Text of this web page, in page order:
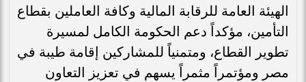
الهيئة العامة للرقابة المالية وكافة العاملين بقطاع
التأمين، مؤكداً دعم الحكومة الكامل لمسيرة
تطوير القطاع، ومتمنياً للمشاركين إقامة طيبة في
مصر ومؤتمراً مثمراً يسهم في تعزيز التعاون